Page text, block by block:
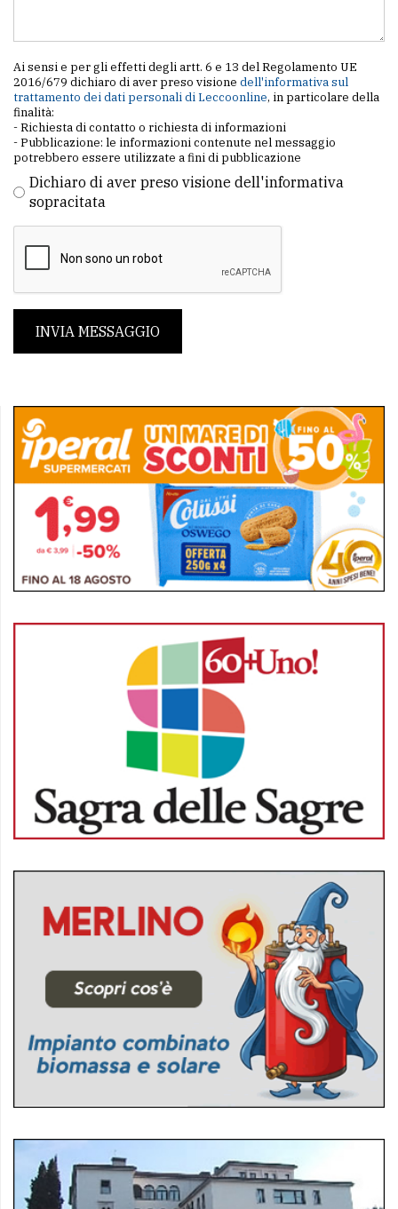
Ai sensi e per gli effetti degli artt. 6 e 13 del Regolamento UE
2016/679 dichiaro di aver preso visione dell'informativa sul
trattamento dei dati personali di Leccoonline, in particolare della
finalità:
- Richiesta di contatto o richiesta di informazioni
- Pubblicazione: le informazioni contenute nel messaggio
potrebbero essere utilizzate a fini di pubblicazione
Dichiaro di aver preso visione dell'informativa
sopracitata
INVIA MESSAGGIO